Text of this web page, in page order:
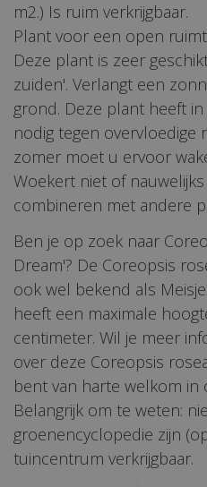
m2.) Is ruim verkrijgbaar.
Plant voor een open
Deze plant is zeer
zuiden'. Verlangt een
grond. Deze plant heeft
nodig tegen overvloedige
zomer moet u ervoor
Woekert niet of
combineren met andere
Ben je op zoek naar
Dream'? De Coreopsis
ook wel bekend als
heeft een maximale
centimeter. Wil je meer
over deze Coreopsis
bent van harte welkom in
Belangrijk om te weten:
groenencyclopedie zijn
tuincentrum verkrijgbaar.